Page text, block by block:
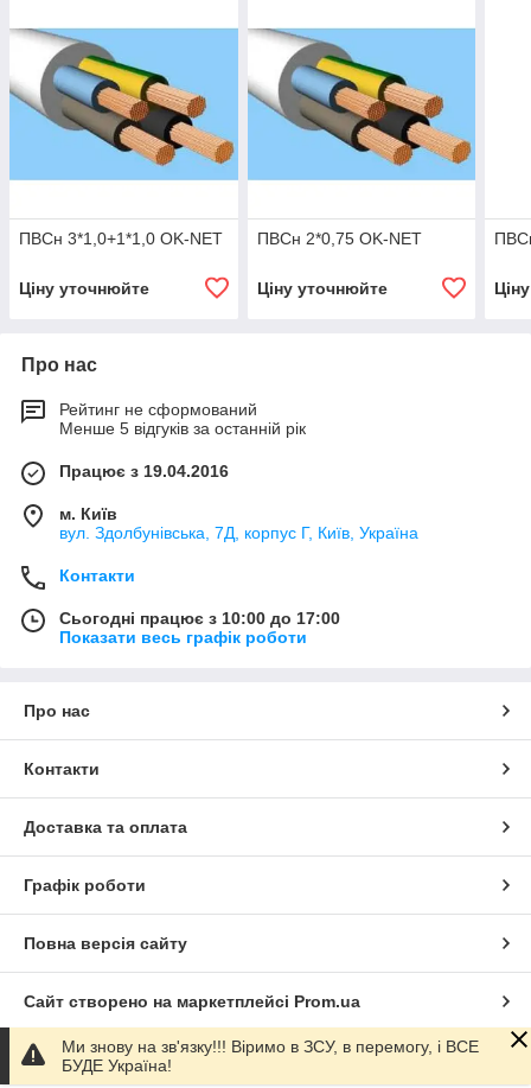
ПВСн 3*1,0+1*1,0 OK-NET
Ціну уточнюйте
ПВСн 2*0,75 OK-NET
Ціну уточнюйте
Про нас
Рейтинг не сформований
Менше 5 відгуків за останній рік
Працює з 19.04.2016
м. Київ
вул. Здолбунівська, 7Д, корпус Г, Київ, Україна
Контакти
Сьогодні працює з 10:00 до 17:00
Показати весь графік роботи
Про нас
Контакти
Доставка та оплата
Графік роботи
Повна версія сайту
Сайт створено на маркетплейсі Prom.ua
Політика конфіденційності
Ми знову на зв'язку!!! Віримо в ЗСУ, в перемогу, і ВСЕ
БУДЕ Україна!